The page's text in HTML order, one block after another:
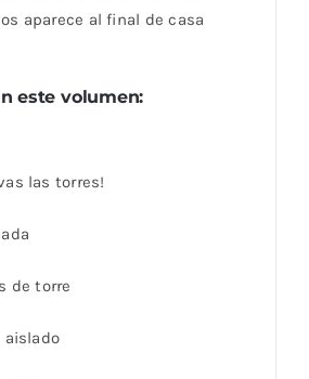
aparece al final de casa
este volumen:
las torres!
de torre
aislado